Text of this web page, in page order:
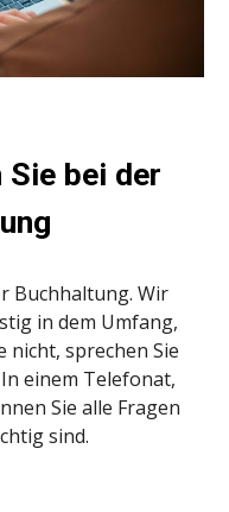
bei der
Buchhaltung. Wir
in dem Umfang,
nicht, sprechen Sie
einem Telefonat,
Sie alle Fragen
sind.